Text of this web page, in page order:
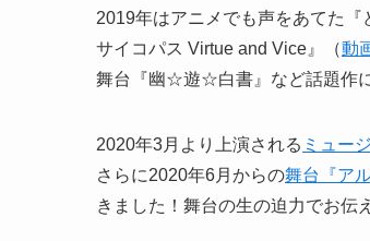
2019年はアニメでも声をあてた『
サイコパス Virtue and Vice』（動
舞台『幽☆遊☆白書』など話題作
2020年3月より上演される ミュー
さらに2020年6月からの舞台『ア
きました！舞台の生の迫力でお伝